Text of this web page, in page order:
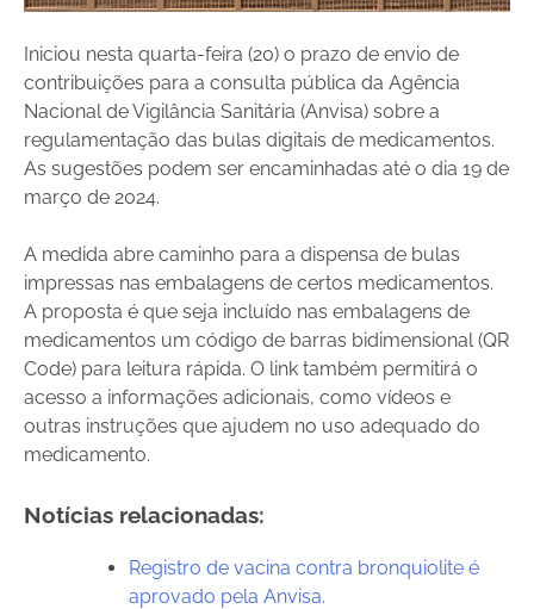
Iniciou nesta quarta-feira (20) o prazo de envio de
contribuições para a consulta pública da Agência
Nacional de Vigilância Sanitária (Anvisa) sobre a
regulamentação das bulas digitais de medicamentos.
As sugestões podem ser encaminhadas até o dia 19 de
março de 2024.
A medida abre caminho para a dispensa de bulas
impressas nas embalagens de certos medicamentos.
A proposta é que seja incluído nas embalagens de
medicamentos um código de barras bidimensional (QR
Code) para leitura rápida. O link também permitirá o
acesso a informações adicionais, como vídeos e
outras instruções que ajudem no uso adequado do
medicamento.
Notícias relacionadas:
Registro de vacina contra bronquiolite é
aprovado pela Anvisa.